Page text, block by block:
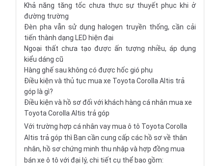
Khả năng tăng tốc chưa thực sự thuyết phục khi ở
đường trường
Đèn pha vẫn sử dụng halogen truyền thống, cần cải
tiến thành dạng LED hiện đại
Ngoại thất chưa tạo được ấn tượng nhiều, áp dụng
kiểu dáng cũ
Hàng ghế sau không có được hốc gió phụ
Điều kiện và thủ tục mua xe Toyota Corolla Altis trả
góp là gì?
Điều kiện và hồ sơ đối với khách hàng cá nhân mua xe
Toyota Corolla Altis trả góp
Với trường hợp cá nhân vaymua ô tô Toyota Corolla
Altis trả góp thì Bạn cần cung cấp các hồ sơ về thân
nhân, hồ sơ chứng minh thu nhập và hợp đồng mua
bán xe ô tô với đại lý, chi tiết cụ thể bao gồm: